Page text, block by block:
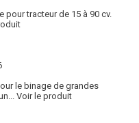
pour tracteur de 15 à 90 cv.
le binage de grandes
Voir le produit